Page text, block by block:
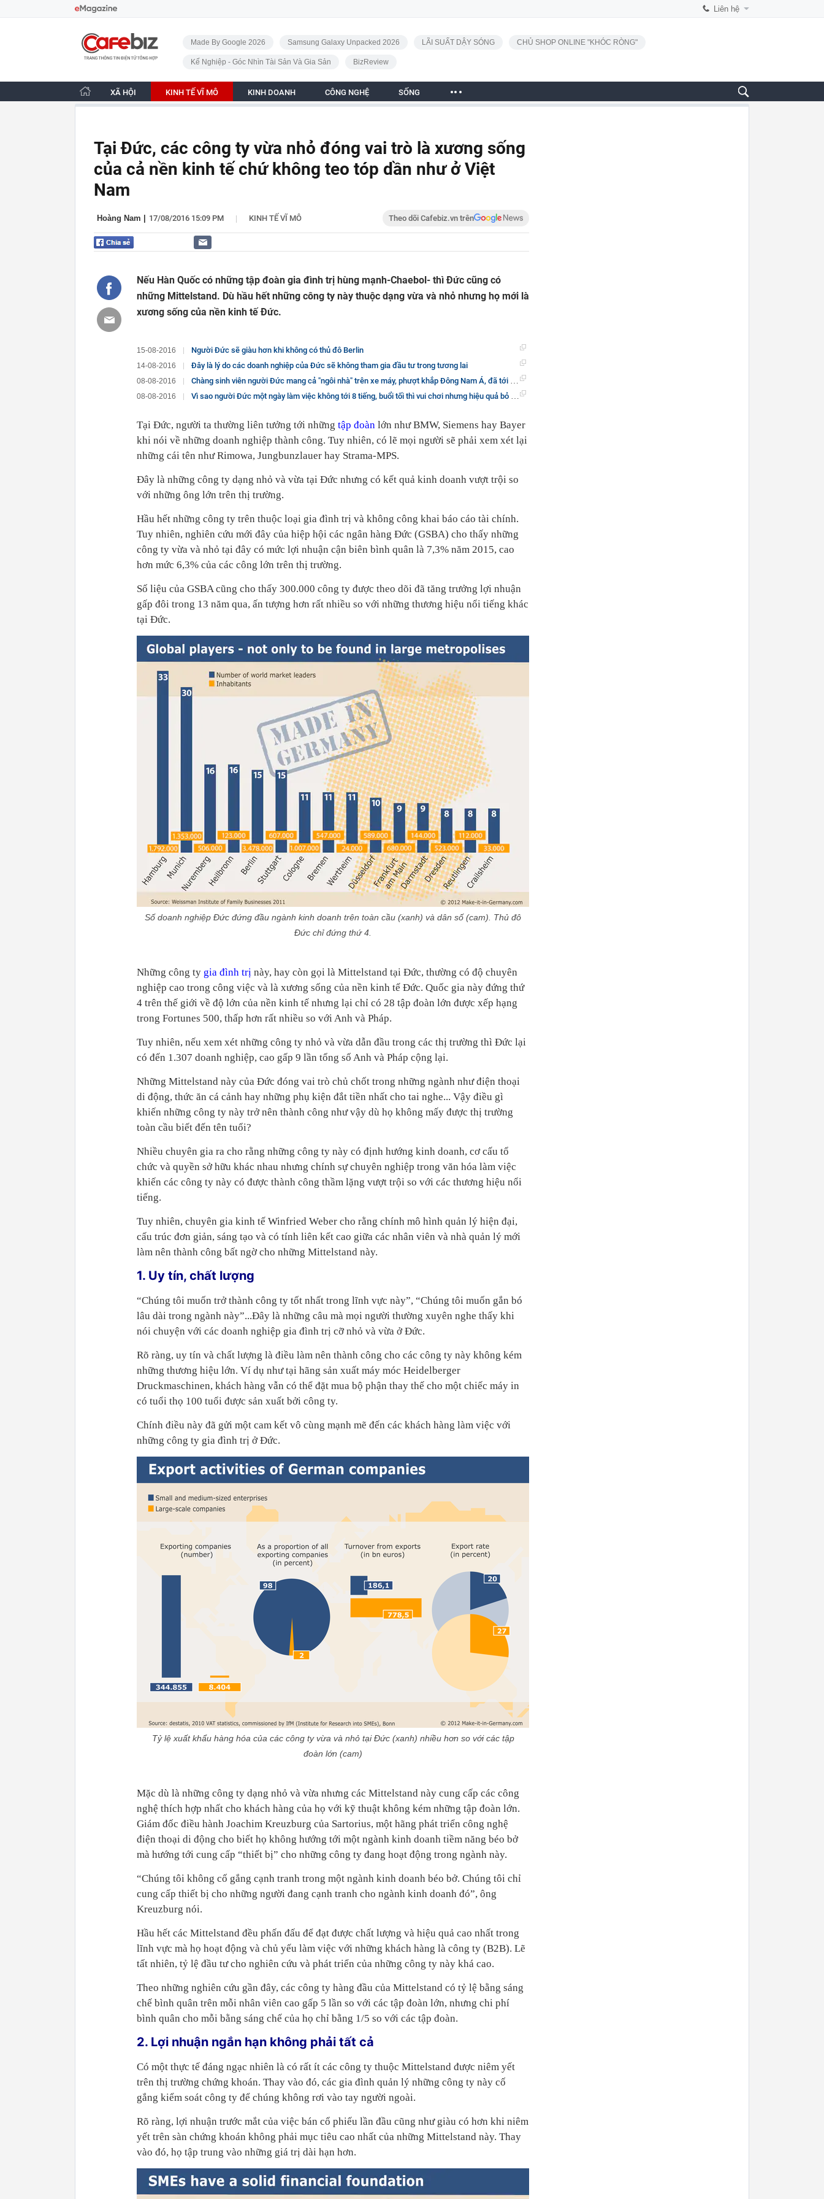
Liên hệ
CafeBiz - Trang chủ
Made By Google 2026 Samsung Galaxy Unpacked 2026 LÃI SUẤT DẬY SÓNG CHỦ SHOP ONLINE "KHÓC RÒNG"
Kế Nghiệp - Góc Nhìn Tài Sản Và Gia Sản BizReview
XÃ HỘI KINH TẾ VĨ MÔ KINH DOANH CÔNG NGHỆ SỐNG
Tại Đức, các công ty vừa nhỏ đóng vai trò là xương sống
của cả nền kinh tế chứ không teo tóp dần như ở Việt
Nam
Hoàng Nam 17/08/2016 15:09 PM | KINH TẾ VĨ MÔ Theo dõi Cafebiz.vn trên
Nếu Hàn Quốc có những tập đoàn gia đình trị hùng mạnh-Chaebol- thì Đức cũng có
những Mittelstand. Dù hầu hết những công ty này thuộc dạng vừa và nhỏ nhưng họ mới là
xương sống của nền kinh tế Đức.
15-08-2016 Người Đức sẽ giàu hơn khi không có thủ đô Berlin
14-08-2016 Đây là lý do các doanh nghiệp của Đức sẽ không tham gia đầu tư trong tương lai
08-08-2016 Chàng sinh viên người Đức mang cả "ngôi nhà" trên xe máy, phượt khắp Đông Nam Á, đã tới Việt Nam
08-08-2016 Vì sao người Đức một ngày làm việc không tới 8 tiếng, buổi tối thì vui chơi nhưng hiệu quả bỏ xa người Việt?
Tại Đức, người ta thường liên tưởng tới những tập đoàn lớn như BMW, Siemens hay Bayer
khi nói về những doanh nghiệp thành công. Tuy nhiên, có lẽ mọi người sẽ phải xem xét lại
những cái tên như Rimowa, Jungbunzlauer hay Strama-MPS.
Đây là những công ty dạng nhỏ và vừa tại Đức nhưng có kết quả kinh doanh vượt trội so
với những ông lớn trên thị trường.
Hầu hết những công ty trên thuộc loại gia đình trị và không công khai báo cáo tài chính.
Tuy nhiên, nghiên cứu mới đây của hiệp hội các ngân hàng Đức (GSBA) cho thấy những
công ty vừa và nhỏ tại đây có mức lợi nhuận cận biên bình quân là 7,3% năm 2015, cao
hơn mức 6,3% của các công lớn trên thị trường.
Số liệu của GSBA cũng cho thấy 300.000 công ty được theo dõi đã tăng trưởng lợi nhuận
gấp đôi trong 13 năm qua, ấn tượng hơn rất nhiều so với những thương hiệu nổi tiếng khác
tại Đức.
Số doanh nghiệp Đức đứng đầu ngành kinh doanh trên toàn cầu (xanh) và dân số (cam). Thủ đô
Đức chỉ đứng thứ 4.
Những công ty gia đình trị này, hay còn gọi là Mittelstand tại Đức, thường có độ chuyên
nghiệp cao trong công việc và là xương sống của nền kinh tế Đức. Quốc gia này đứng thứ
4 trên thế giới về độ lớn của nền kinh tế nhưng lại chỉ có 28 tập đoàn lớn được xếp hạng
trong Fortunes 500, thấp hơn rất nhiều so với Anh và Pháp.
Tuy nhiên, nếu xem xét những công ty nhỏ và vừa dẫn đầu trong các thị trường thì Đức lại
có đến 1.307 doanh nghiệp, cao gấp 9 lần tổng số Anh và Pháp cộng lại.
Những Mittelstand này của Đức đóng vai trò chủ chốt trong những ngành như điện thoại
di động, thức ăn cá cảnh hay những phụ kiện đắt tiền nhất cho tai nghe... Vậy điều gì
khiến những công ty này trở nên thành công như vậy dù họ không mấy được thị trường
toàn cầu biết đến tên tuổi?
Nhiều chuyên gia ra cho rằng những công ty này có định hướng kinh doanh, cơ cấu tổ
chức và quyền sở hữu khác nhau nhưng chính sự chuyên nghiệp trong văn hóa làm việc
khiến các công ty này có được thành công thầm lặng vượt trội so với các thương hiệu nổi
tiếng.
Tuy nhiên, chuyên gia kinh tế Winfried Weber cho rằng chính mô hình quản lý hiện đại,
cấu trúc đơn giản, sáng tạo và có tính liên kết cao giữa các nhân viên và nhà quản lý mới
làm nên thành công bất ngờ cho những Mittelstand này.
1. Uy tín, chất lượng
“Chúng tôi muốn trở thành công ty tốt nhất trong lĩnh vực này”, “Chúng tôi muốn gắn bó
lâu dài trong ngành này”...Đây là những câu mà mọi người thường xuyên nghe thấy khi
nói chuyện với các doanh nghiệp gia đình trị cỡ nhỏ và vừa ở Đức.
Rõ ràng, uy tín và chất lượng là điều làm nên thành công cho các công ty này không kém
những thương hiệu lớn. Ví dụ như tại hãng sản xuất máy móc Heidelberger
Druckmaschinen, khách hàng vẫn có thể đặt mua bộ phận thay thế cho một chiếc máy in
có tuổi thọ 100 tuổi được sản xuất bởi công ty.
Chính điều này đã gửi một cam kết vô cùng mạnh mẽ đến các khách hàng làm việc với
những công ty gia đình trị ở Đức.
Tỷ lệ xuất khẩu hàng hóa của các công ty vừa và nhỏ tại Đức (xanh) nhiều hơn so với các tập
đoàn lớn (cam)
Mặc dù là những công ty dạng nhỏ và vừa nhưng các Mittelstand này cung cấp các công
nghệ thích hợp nhất cho khách hàng của họ với kỹ thuật không kém những tập đoàn lớn.
Giám đốc điều hành Joachim Kreuzburg của Sartorius, một hãng phát triển công nghệ
điện thoại di động cho biết họ không hướng tới một ngành kinh doanh tiềm năng béo bở
mà hướng tới cung cấp “thiết bị” cho những công ty đang hoạt động trong ngành này.
“Chúng tôi không cố gắng cạnh tranh trong một ngành kinh doanh béo bở. Chúng tôi chỉ
cung cấp thiết bị cho những người đang cạnh tranh cho ngành kinh doanh đó”, ông
Kreuzburg nói.
Hầu hết các Mittelstand đều phấn đấu để đạt được chất lượng và hiệu quả cao nhất trong
lĩnh vực mà họ hoạt động và chủ yếu làm việc với những khách hàng là công ty (B2B). Lẽ
tất nhiên, tỷ lệ đầu tư cho nghiên cứu và phát triển của những công ty này khá cao.
Theo những nghiên cứu gần đây, các công ty hàng đầu của Mittelstand có tỷ lệ bằng sáng
chế bình quân trên mỗi nhân viên cao gấp 5 lần so với các tập đoàn lớn, nhưng chi phí
bình quân cho mỗi bằng sáng chế của họ chỉ bằng 1/5 so với các tập đoàn.
2. Lợi nhuận ngắn hạn không phải tất cả
Có một thực tế đáng ngạc nhiên là có rất ít các công ty thuộc Mittelstand được niêm yết
trên thị trường chứng khoán. Thay vào đó, các gia đình quản lý những công ty này cố
gắng kiểm soát công ty để chúng không rơi vào tay người ngoài.
Rõ ràng, lợi nhuận trước mắt của việc bán cổ phiếu lần đầu cũng như giàu có hơn khi niêm
yết trên sàn chứng khoán không phải mục tiêu cao nhất của những Mittelstand này. Thay
vào đó, họ tập trung vào những giá trị dài hạn hơn.